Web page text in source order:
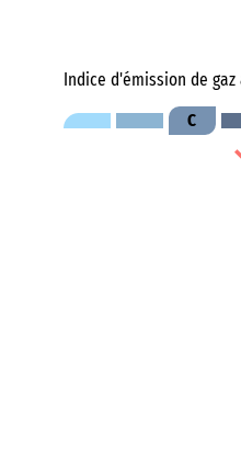
Indice d'émission de
C